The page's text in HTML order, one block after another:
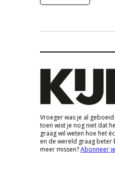
Vroeger was je al
toen wist je nog niet dat
graag wil weten hoe het
en de wereld graag beter
meer missen?Abonneer